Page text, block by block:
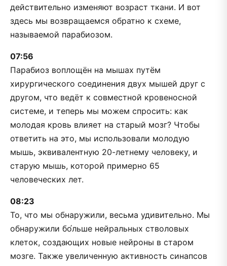
действительно изменяют возраст ткани. И вот
здесь мы возвращаемся обратно к схеме,
называемой парабиозом.
07:56
Парабиоз воплощён на мышах путём
хирургического соединения двух мышей друг с
другом, что ведёт к совместной кровеносной
системе, и теперь мы можем спросить: как
молодая кровь влияет на старый мозг? Чтобы
ответить на это, мы использовали молодую
мышь, эквивалентную 20-летнему человеку, и
старую мышь, которой примерно 65
человеческих лет.
08:23
То, что мы обнаружили, весьма удивительно. Мы
обнаружили бо́льше нейральных стволовых
клеток, создающих новые нейроны в старом
мозге. Также увеличенную активность синапсов